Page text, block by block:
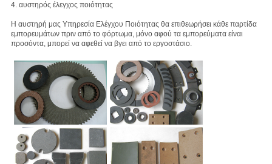
4. αυστηρός έλεγχος ποιότητας
Η αυστηρή μας Υπηρεσία Ελέγχου Ποιότητας θα επιθεωρήσει κάθε παρτίδα
εμπορευμάτων πριν από το φόρτωμα, μόνο αφού τα εμπορεύματα είναι
προσόντα, μπορεί να αφεθεί να βγει από το εργοστάσιο.